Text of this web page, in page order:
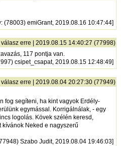
: (78003) emiGrant, 2019.08.16 10:47:44]
|válasz erre | 2019.08.15 14:40:27 (77998)
117 pontja van.
csipet_csapat, 2019.08.15 12:48:49]
|válasz erre | 2019.08.04 20:27:30 (77949)
fog segíteni, ha kint vagyok Erdély-
egymással. Korrigálnálak, - egy
logolás. Kövek szélén keresd,
kívánok Neked e nagyszerű
Szabo Judit, 2019.08.04 19:46:03]